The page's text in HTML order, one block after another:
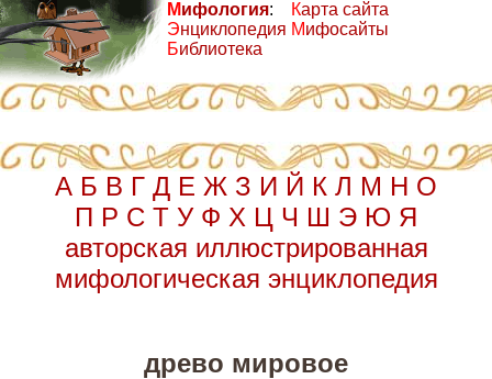
Мифология:
Энциклопедия
Библиотека
Карта сайта
Мифосайты
А Б В Г Д Е Ж З И Й К Л М Н О
П Р С Т У Ф Х Ц Ч Ш Э Ю Я
авторская иллюстрированная
мифологическая энциклопедия
древо мировое